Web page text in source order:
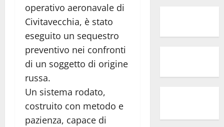
operativo aeronavale di
Civitavecchia, è stato
eseguito un sequestro
preventivo nei confronti
di un soggetto di origine
russa.
Un sistema rodato,
costruito con metodo e
pazienza, capace di